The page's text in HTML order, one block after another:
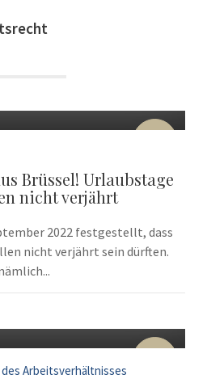
22
Brüssel! Urlaubstage
nicht verjährt
2022 festgestellt, dass
nicht verjährt sein dürften.
10
Arbeitsverhältnisses